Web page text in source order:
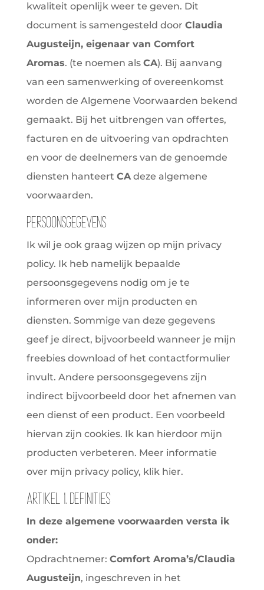
kwaliteit openlijk weer te geven. Dit
document is samengesteld door Claudia
Augusteijn, eigenaar van Comfort
Aromas. (te noemen als CA). Bij aanvang
van een samenwerking of overeenkomst
worden de Algemene Voorwaarden bekend
gemaakt. Bij het uitbrengen van offertes,
facturen en de uitvoering van opdrachten
en voor de deelnemers van de genoemde
diensten hanteert CAdeze algemene
voorwaarden.
Persoonsgegevens
Ik wil je ook graag wijzen op mijn privacy
policy. Ik heb namelijk bepaalde
persoonsgegevens nodig om je te
informeren over mijn producten en
diensten. Sommige van deze gegevens
geef je direct, bijvoorbeeld wanneer je mijn
freebies download of het contactformulier
invult. Andere persoonsgegevens zijn
indirect bijvoorbeeld door het afnemen van
een dienst of een product. Een voorbeeld
hiervan zijn cookies. Ik kan hierdoor mijn
producten verbeteren. Meer informatie
over mijn privacy policy, klik hier.
Artikel 1. Definities
In deze algemene voorwaarden versta ik
onder:
Opdrachtnemer: Comfort Aroma’s/Claudia
Augusteijn, ingeschreven in het